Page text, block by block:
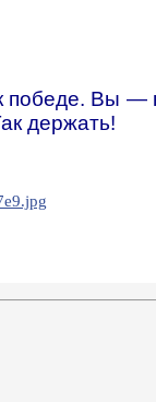
победе. Вы
держать!